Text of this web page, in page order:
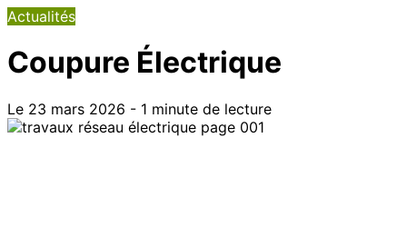
Actualités
Coupure Électrique
Le 23 mars 2026 - 1 minute de lecture